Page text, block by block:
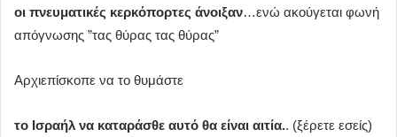
οι πνευματικές κερκόπορτες άνοιξαν…ενώ ακούγεται φωνή
απόγνωσης ”τας θύρας τας θύρας”
Αρχιεπίσκοπε να το θυμάστε
το Ισραήλ να καταράσθε αυτό θα είναι αιτία.. (ξέρετε εσείς)